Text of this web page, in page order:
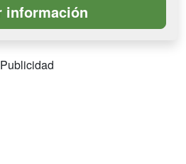
Publicidad